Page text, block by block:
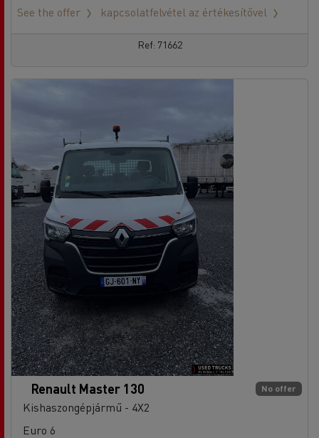
See the offer
kapcsolatfelvétel az értékesítővel
Ref: 71662
No offer
Renault Master 130
Kishaszongépjármű - 4X2
Euro 6